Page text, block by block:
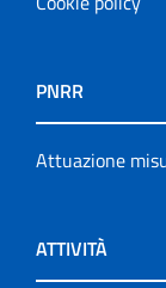
PNRR
Attuazione
ATTIVITÀ